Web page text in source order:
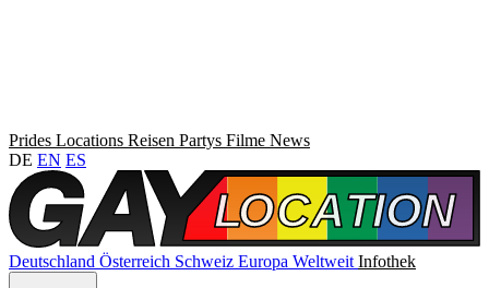
Prides Locations Reisen Partys Filme News
DE EN ES
Deutschland Österreich Schweiz Europa Weltweit Infothek